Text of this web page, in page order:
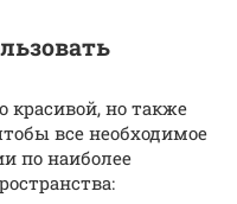
но также
все необходимое
по наиболее